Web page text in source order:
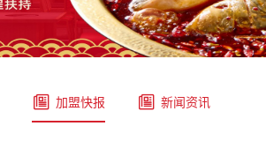
 加盟快报  新闻资讯